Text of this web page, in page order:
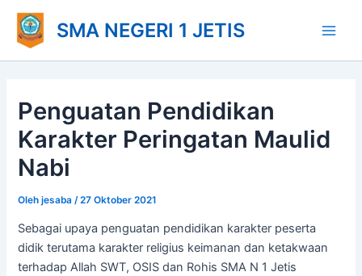
Lewati
konten
SMA NEGERI 1 JETIS
Penguatan Pendidikan
Karakter Peringatan Maulid
Nabi
Olehjesaba/27 Oktober 2021
Sebagai upaya penguatan pendidikan karakter peserta
didik terutama karakter religius keimanan dan ketakwaan
terhadap Allah SWT, OSIS dan Rohis SMA N 1 Jetis